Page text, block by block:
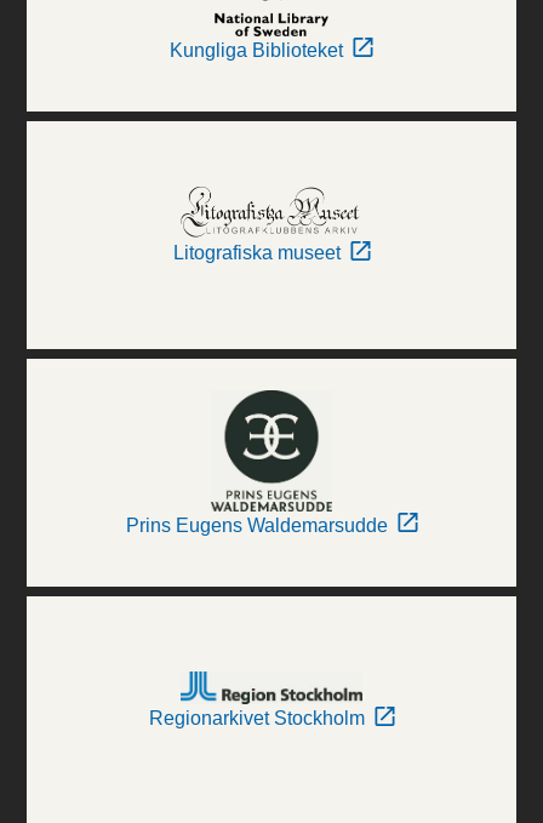
Kungliga Biblioteket
Litografiska museet
Prins Eugens Waldemarsudde
Regionarkivet Stockholm